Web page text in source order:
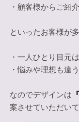
・顧客様からご紹
といったお客様が
・一人ひとり目元
・悩みや理想も違う
なのでデザインは
案させていただい